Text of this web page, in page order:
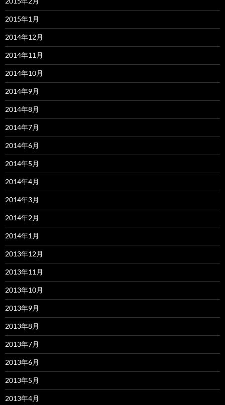
2015年1月
2014年12月
2014年11月
2014年10月
2014年9月
2014年8月
2014年7月
2014年6月
2014年5月
2014年4月
2014年3月
2014年2月
2014年1月
2013年12月
2013年11月
2013年10月
2013年9月
2013年8月
2013年7月
2013年6月
2013年5月
2013年4月